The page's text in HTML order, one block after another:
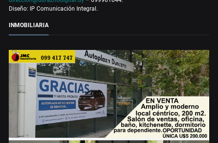
Diseño: IP Comunicación Integral.
INMOBILIARIA